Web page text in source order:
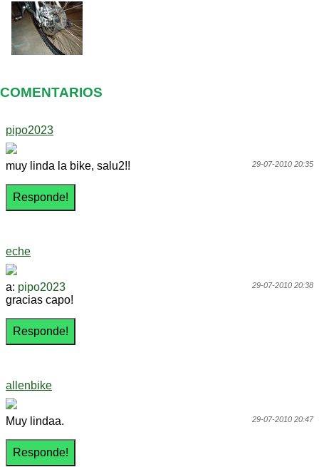
COMENTARIOS
pipo2023
29-07-2010 20:35
muy linda la bike, salu2!!
eche
29-07-2010 20:38
a: pipo2023
gracias capo!
allenbike
29-07-2010 20:47
Muy lindaa.